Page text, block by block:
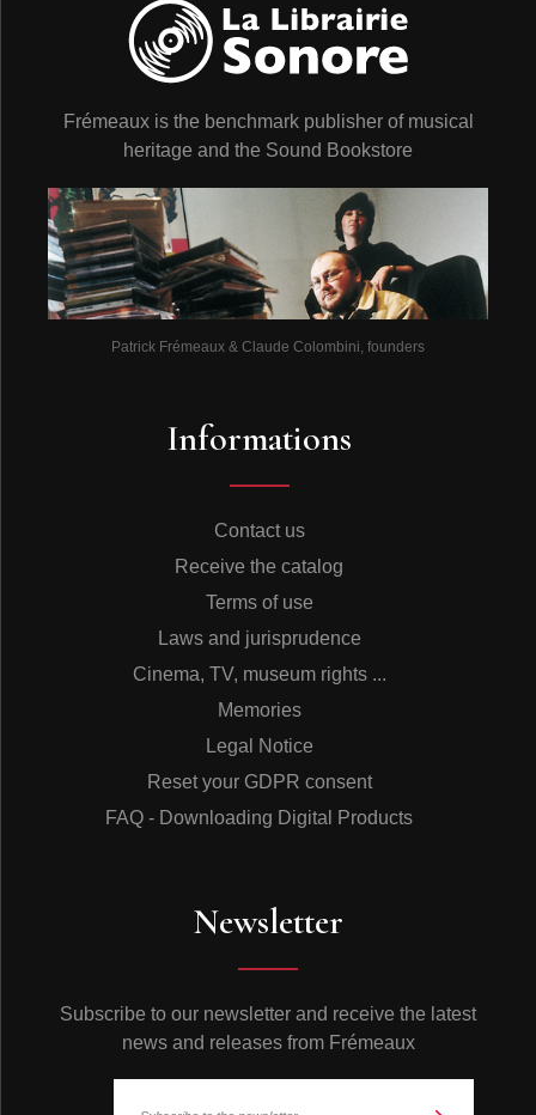
Frémeaux is the benchmark publisher of musical
heritage and the Sound Bookstore
Patrick Frémeaux & Claude Colombini, founders
Informations
Contact us
Receive the catalog
Terms of use
Laws and jurisprudence
Cinema, TV, museum rights ...
Memories
Legal Notice
Reset your GDPR consent
FAQ - Downloading Digital Products
Newsletter
Subscribe to our newsletter and receive the latest
news and releases from Frémeaux